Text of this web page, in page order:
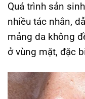
Quá trình sản
nhiều tác nhân,
mảng da không
ở vùng mặt, đặc